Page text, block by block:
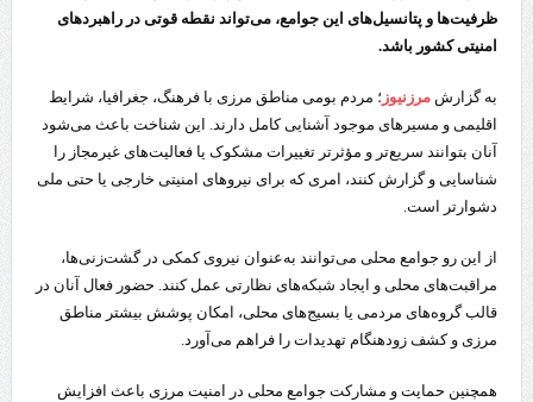
ظرفیت‌ها و پتانسیل‌های این جوامع، می‌تواند نقطه قوتی در راهبردهای
امنیتی کشور باشد.
به گزارش مرزنیوز ؛ مردم بومی مناطق مرزی با فرهنگ، جغرافیا، شرایط
اقلیمی و مسیرهای موجود آشنایی کامل دارند. این شناخت باعث می‌شود
آنان بتوانند سریع‌تر و مؤثرتر تغییرات مشکوک یا فعالیت‌های غیرمجاز را
شناسایی و گزارش کنند، امری که برای نیروهای امنیتی خارجی یا حتی ملی
دشوارتر است.
از این رو جوامع محلی می‌توانند به‌عنوان نیروی کمکی در گشت‌زنی‌ها،
مراقبت‌های محلی و ایجاد شبکه‌های نظارتی عمل کنند. حضور فعال آنان در
قالب گروه‌های مردمی یا بسیج‌های محلی، امکان پوشش بیشتر مناطق
مرزی و کشف زودهنگام تهدیدات را فراهم می‌آورد.
همچنین حمایت و مشارکت جوامع محلی در امنیت مرزی باعث افزایش